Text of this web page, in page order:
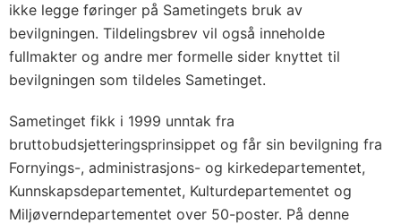
ikke legge føringer på Sametingets bruk av
bevilgningen. Tildelingsbrev vil også inneholde
fullmakter og andre mer formelle sider knyttet til
bevilgningen som tildeles Sametinget.
Sametinget fikk i 1999 unntak fra
bruttobudsjetteringsprinsippet og får sin bevilgning fra
Fornyings-, administrasjons- og kirkedepartementet,
Kunnskapsdepartementet, Kulturdepartementet og
Miljøverndepartementet over 50-poster. På denne